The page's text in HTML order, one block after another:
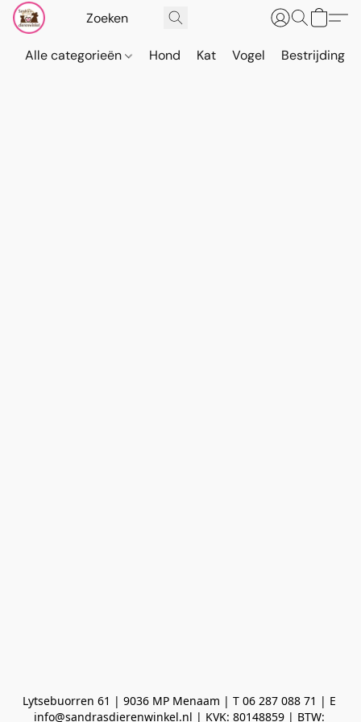
Alle categorieën Hond Kat Vogel Bestrijding
Lytsebuorren 61 | 9036 MP Menaam | T 06 287 088 71 | E
info@sandrasdierenwinkel.nl | KVK: 80148859 | BTW: